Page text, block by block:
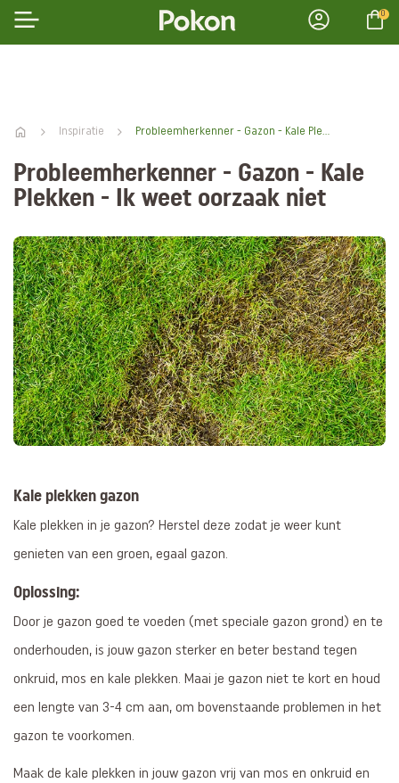
0
Inspiratie Probleemherkenner - Gazon - Kale Plekken - Ik weet oorzaak niet
Probleemherkenner - Gazon - Kale
Plekken - Ik weet oorzaak niet
Kale plekken gazon
Kale plekken in je gazon? Herstel deze zodat je weer kunt
genieten van een groen, egaal gazon.
Oplossing:
Door je gazon goed te voeden (met speciale gazon grond) en te
onderhouden, is jouw gazon sterker en beter bestand tegen
onkruid, mos en kale plekken. Maai je gazon niet te kort en houd
een lengte van 3-4 cm aan, om bovenstaande problemen in het
gazon te voorkomen.
Maak de kale plekken in jouw gazon vrij van mos en onkruid en